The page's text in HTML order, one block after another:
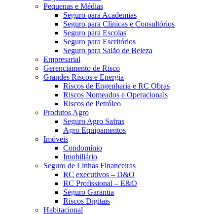
Pequenas e Médias
Seguro para Academias
Seguro para Clínicas e Consultórios
Seguro para Escolas
Seguro para Escritórios
Seguro para Salão de Beleza
Empresarial
Gerenciamento de Risco
Grandes Riscos e Energia
Riscos de Engenharia e RC Obras
Riscos Nomeados e Operacionais
Riscos de Petróleo
Produtos Agro
Seguro Agro Safras
Agro Equipamentos
Imóveis
Condomínio
Imobiliário
Seguro de Linhas Financeiras
RC executivos – D&O
RC Profissional – E&O
Seguro Garantia
Riscos Digitais
Habitacional